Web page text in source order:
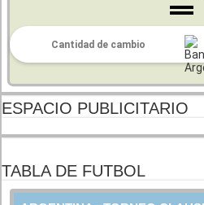
ESPACIO PUBLICITARIO
TABLA DE FUTBOL